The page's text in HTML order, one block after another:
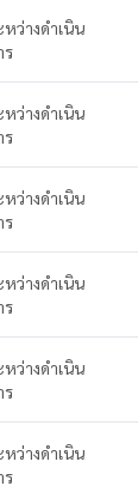
หว่างดำเนิน
ร
หว่างดำเนิน
ร
หว่างดำเนิน
ร
หว่างดำเนิน
ร
หว่างดำเนิน
ร
หว่างดำเนิน
ร